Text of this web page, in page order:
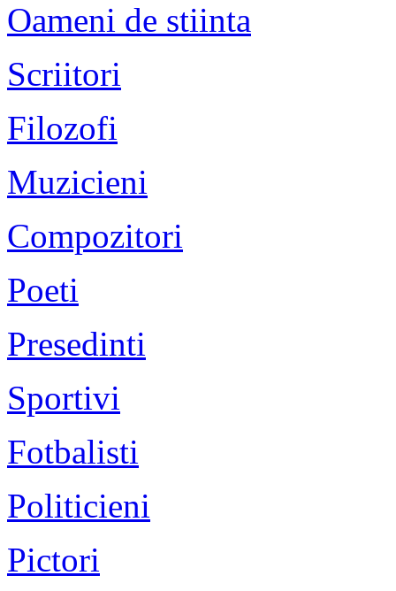
Oameni de stiinta
Scriitori
Filozofi
Muzicieni
Compozitori
Poeti
Presedinti
Sportivi
Fotbalisti
Politicieni
Pictori